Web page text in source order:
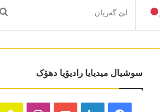
سوشیال میدیایا رادیۆیا دھۆک